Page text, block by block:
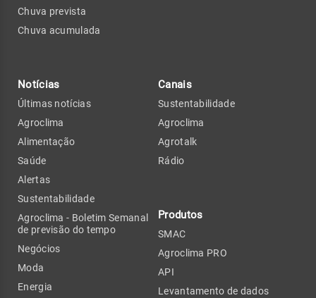
Chuva prevista
Chuva acumulada
Notícias
Últimas notícias
Agroclima
Alimentação
Saúde
Alertas
Sustentabilidade
Agroclima - Boletim Semanal
de previsão do tempo
Negócios
Moda
Energia
Canais
Sustentabilidade
Agroclima
Agrotalk
Rádio
Produtos
SMAC
Agroclima PRO
API
Levantamento de dados